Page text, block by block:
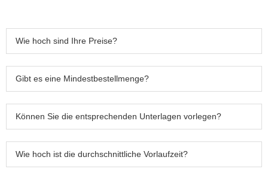
Wie hoch sind Ihre Preise?
Gibt es eine Mindestbestellmenge?
Können Sie die entsprechenden Unterlagen vorlegen?
Wie hoch ist die durchschnittliche Vorlaufzeit?